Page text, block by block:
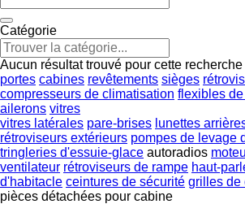
Catégorie
Aucun résultat trouvé pour cette recherche
portes cabines revêtements sièges
compresseurs de climatisation flexibles
ailerons vitres
vitres latérales pare-brises lunettes
rétroviseurs extérieurs pompes de levage
tringleries d'essuie-glace autoradios
ventilateur rétroviseurs de rampe haut-
d'habitacle ceintures de sécurité grilles de
pièces détachées pour cabine